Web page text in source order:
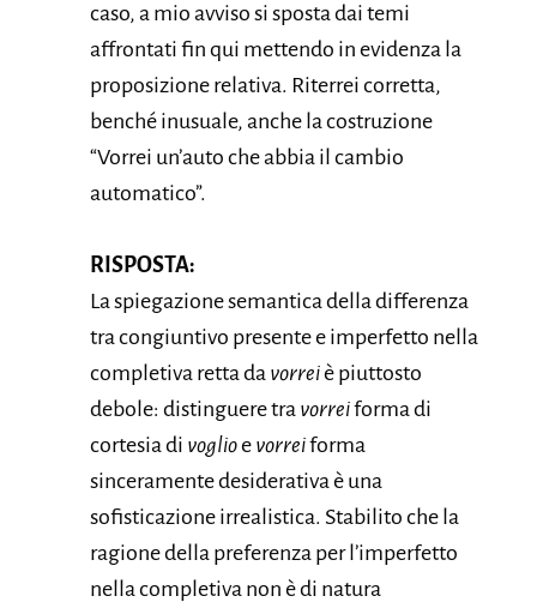
caso, a mio avviso si sposta dai temi
affrontati fin qui mettendo in evidenza la
proposizione relativa. Riterrei corretta,
benché inusuale, anche la costruzione
“Vorrei un’auto che abbia il cambio
automatico”.
RISPOSTA:
La spiegazione semantica della differenza
tra congiuntivo presente e imperfetto nella
completiva retta da vorreiè piuttosto
debole: distinguere tra vorreiforma di
cortesia di voglioe vorreiforma
sinceramente desiderativa è una
sofisticazione irrealistica. Stabilito che la
ragione della preferenza per l’imperfetto
nella completiva non è di natura